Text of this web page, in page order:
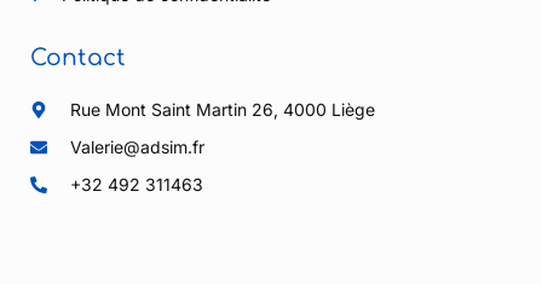
Contact
Rue Mont Saint Martin 26, 4000 Liège
Valerie@adsim.fr
+32 492 311463